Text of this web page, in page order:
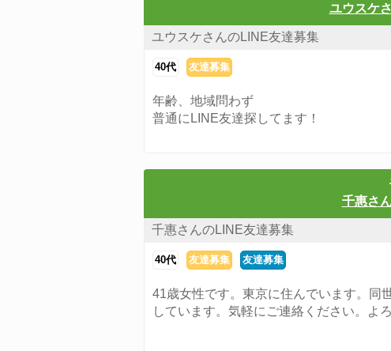
ユウスケ
ユウスケさんのLINE友達募集
40代 友達募集
年齢、地域問わず
普通にLINE友達探してます！
千惠さ
千惠さんのLINE友達募集
40代 友達募集 友達募集
41歳女性です。東京に住んでいます。同
しています。気軽にご連絡ください。よ